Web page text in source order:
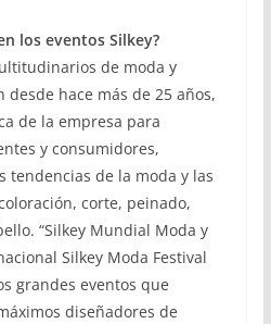
los eventos Silkey?
de moda y
hace más de 25 años,
de la empresa para
y consumidores,
tendencias de la moda y las
corte, peinado,
“Silkey Mundial Moda y
Silkey Moda Festival
grandes eventos que
diseñadores de